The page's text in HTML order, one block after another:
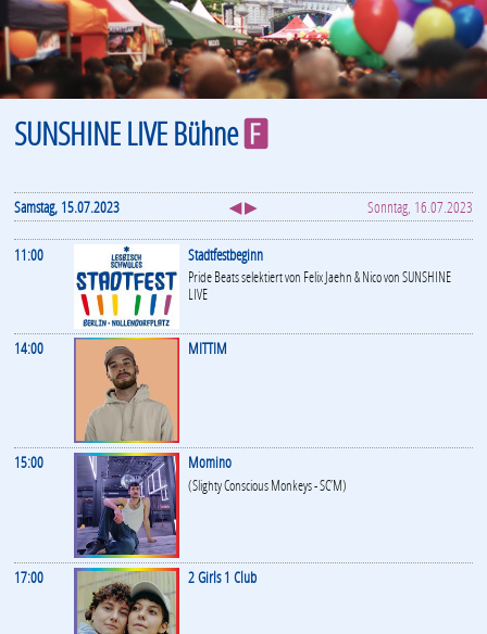
SUNSHINE LIVE BühneF
Samstag, 15.07.2023 ◀ ▶ Sonntag, 16.07.2023
11:00 Stadtfestbeginn
Pride Beats selektiert von Felix Jaehn & Nico von SUNSHINE
LIVE
14:00 MITTIM
15:00 Momino
(Slighty Conscious Monkeys - SC’M)
17:00 2 Girls 1 Club